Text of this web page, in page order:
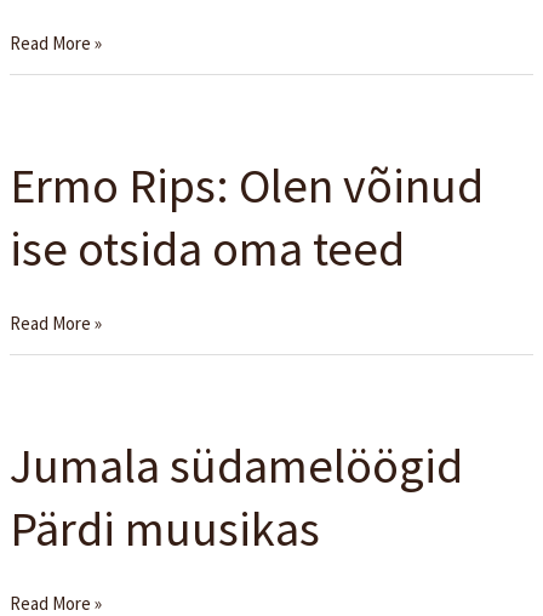
Read More »
Ermo Rips: Olen võinud
ise otsida oma teed
Olen
võinud
ise
otsida
teed
Read More »
Jumala südamelöögid
Pärdi muusikas
Pärdi
muusikas
Read More »